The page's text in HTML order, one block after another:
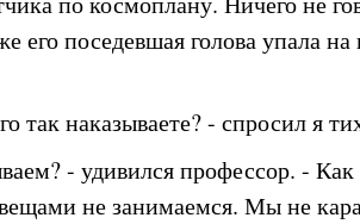
его поседевшая голова упала
так наказываете? - спросил я
- удивился профессор. -
не занимаемся. Мы не